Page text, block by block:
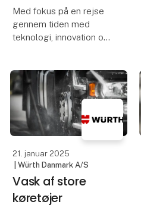
Med fokus på en rejse
gennem tiden med
teknologi, innovation og
rejse til Transport 2025.
Med to måneder til
Transport 2025, er
forberedelserne i
21. januar 2025
| Würth Danmark A/S
Vask af store
køretøjer